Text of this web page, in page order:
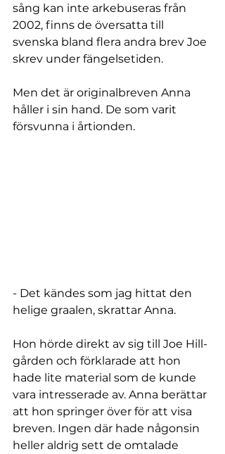
sång kan inte arkebuseras från
2002, finns de översatta till
svenska bland flera andra brev Joe
skrev under fängelsetiden.
Men det är originalbreven Anna
håller i sin hand. De som varit
försvunna i årtionden.
- Det kändes som jag hittat den
helige graalen, skrattar Anna.
Hon hörde direkt av sig till Joe Hill-
gården och förklarade att hon
hade lite material som de kunde
vara intresserade av. Anna berättar
att hon springer över för att visa
breven. Ingen där hade någonsin
heller aldrig sett de omtalade